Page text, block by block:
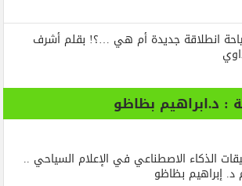
انطلاقة جديدة أم هي …؟! بقلم أشرف
: د.ابراهيم بظاظو
الذكاء الاصطناعي في الإعلام السياحي ..
د. إبراهيم بظاظو